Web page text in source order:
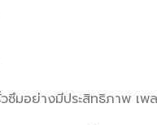
ซึมอย่างมีประสิทธิภาพ เ